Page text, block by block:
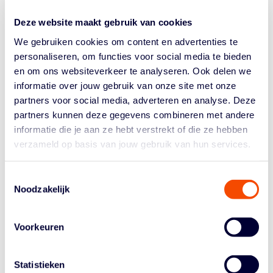
Deze website maakt gebruik van cookies
We gebruiken cookies om content en advertenties te
personaliseren, om functies voor social media te bieden
en om ons websiteverkeer te analyseren. Ook delen we
informatie over jouw gebruik van onze site met onze
partners voor social media, adverteren en analyse. Deze
partners kunnen deze gegevens combineren met andere
informatie die je aan ze hebt verstrekt of die ze hebben
verzameld op basis van jouw gebruik van hun services.
Noodzakelijk
Voorkeuren
Statistieken
CONSTANT NIVEAU
“Het is goed dat Dimeo van der Horst weer terug is na
er veertien weken met een enkelblessure uit te zijn
geweest. Dat scheelt, hij is een belangrijke stem in de
kleedkamer. In de laatste anderhalve week voor vertrek
naar Graz hebben we scrimmagetoernooien gespeeld in
het Frans Otten Stadion in Amsterdam, onze thuisbasis,
met teams uit Servië en Rusland als tegenstanders. Een
ideale voorbereiding voor ons. Niet reizen, maar wel
duels op het scherpst van de snede tegen geplaatste
landen met spelers die nog strijden voor hun eigen plek
een Servisch team, maar dat kwam vooral omdat die na
verbeteringen gemaakt en drie dagen op rij een